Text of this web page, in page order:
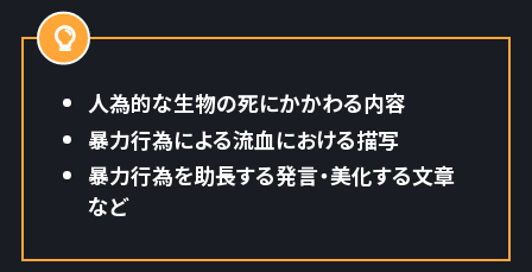
人為的な生物の死にかかわる内容
暴力行為による流血における描写
暴力行為を助長する発言・美化する文章
など